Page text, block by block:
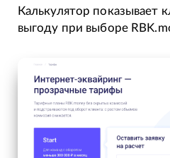
Калькулятор показывает
выгоду при выборе